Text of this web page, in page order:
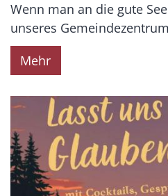
Wenn man an die gute
unseres
Mehr